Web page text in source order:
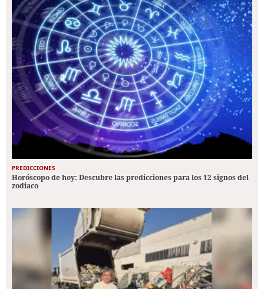
PREDICCIONES
Horóscopo de hoy: Descubre las predicciones para los 12 signos del
zodiaco